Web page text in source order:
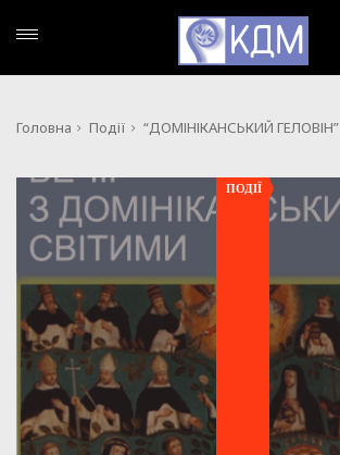
Головна Події “ДОМІНІКАНСЬКИЙ ГЕЛОВІН”
ПОДІЇ